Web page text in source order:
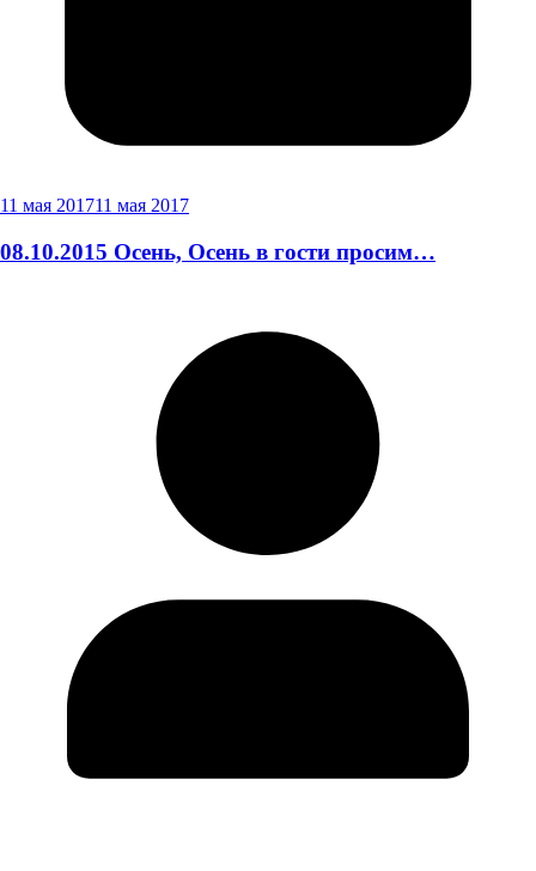
11 мая 201711 мая 2017
08.10.2015 Осень, Осень в гости просим…